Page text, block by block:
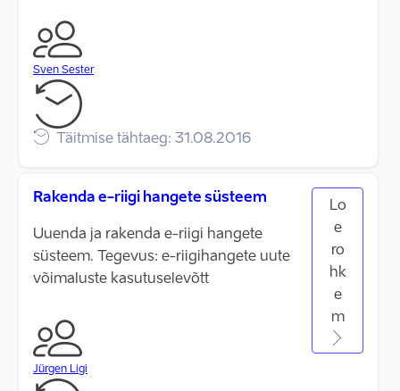
Sven Sester
Täitmise tähtaeg: 31.08.2016
Rakenda e-riigi hangete süsteem
Uuenda ja rakenda e-riigi hangete
süsteem. Tegevus: e-riigihangete uute
võimaluste kasutuselevõtt
Jürgen Ligi
Lo
e
ro
hk
e
m